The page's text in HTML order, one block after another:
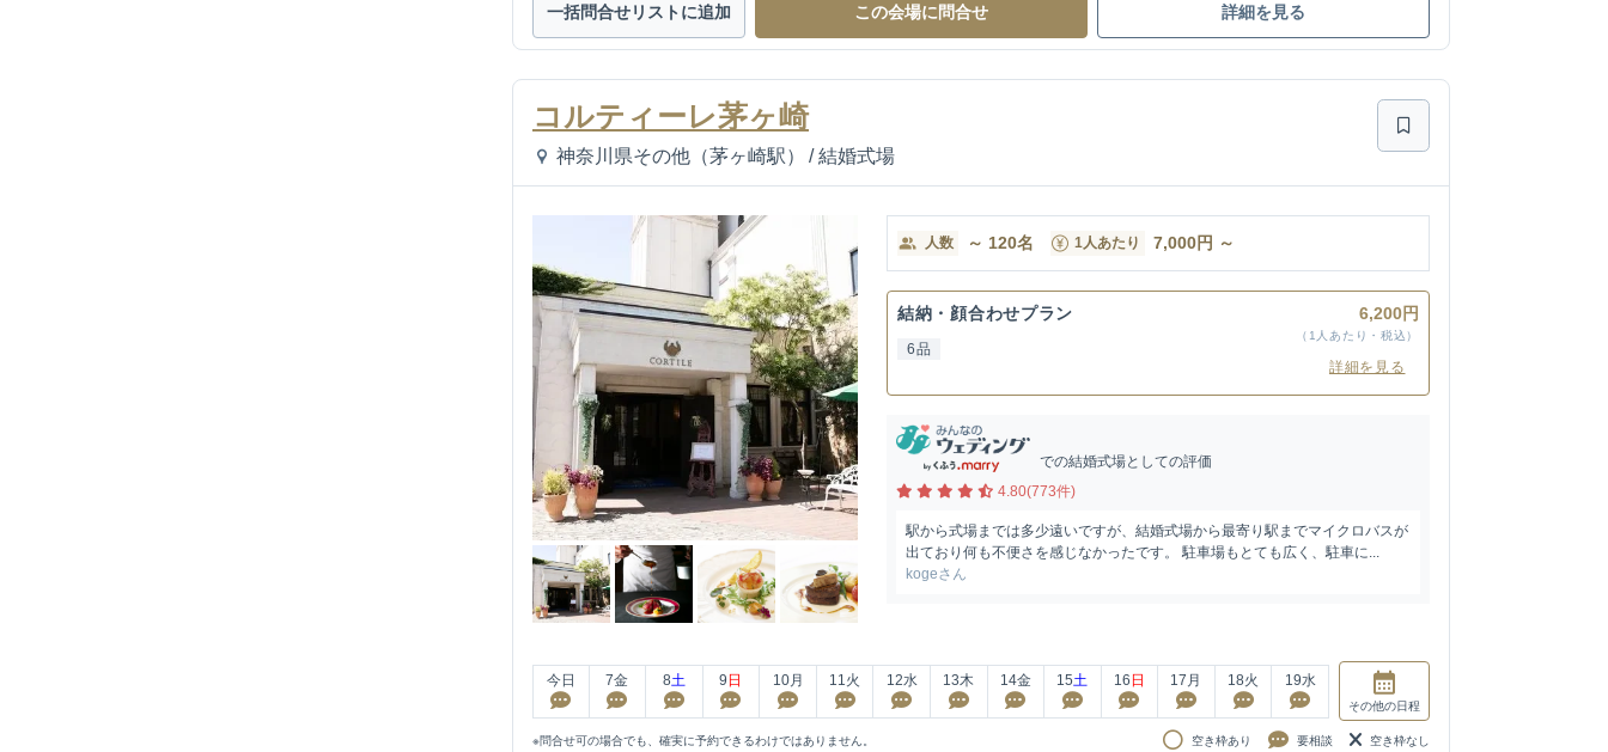
一括問合せリストに追加 この会場に問合せ 詳細を見る
コルティーレ茅ヶ崎
神奈川県その他（茅ヶ崎駅） / 結婚式場
人数 ～ 120名 1人あたり 7,000円 ～
結納・顔合わせプラン
6品
6,200円
（1人あたり・税込）
詳細を見る
での結婚式場としての評価
4.80(773件)
駅から式場までは多少遠いですが、結婚式場から最寄り駅までマイクロバスが
出ており何も不便さを感じなかったです。 駐車場もとても広く、駐車に...
kogeさん
今日 7金 8土 9 日 10月 11 火 12水 13木 14金 15土 16 日 17 月 18火 19水
その他の日程
※問合せ可の場合でも、確実に予約できるわけではありません。 空き枠あり 要相談 空き枠なし